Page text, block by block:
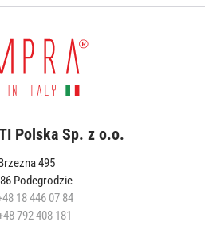
Polska Sp. z o.o.
Brzezna 495
Podegrodzie
18 446 07 84
792 408 181